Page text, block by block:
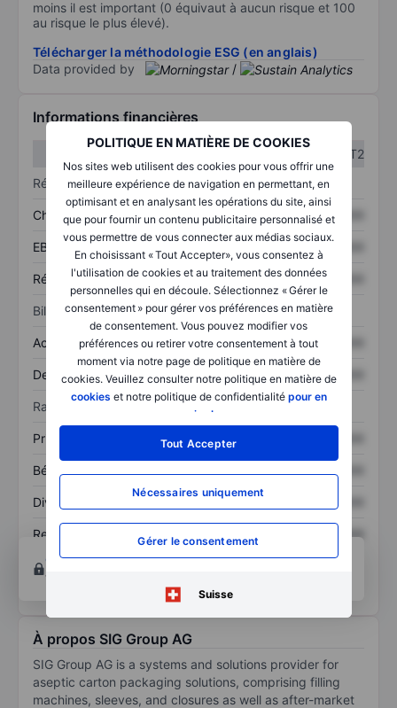
POLITIQUE EN MATIÈRE DE COOKIES
Nos sites web utilisent des cookies pour vous offrir une
meilleure expérience de navigation en permettant, en
optimisant et en analysant les opérations du site, ainsi
que pour fournir un contenu publicitaire personnalisé et
vous permettre de vous connecter aux médias sociaux.
En choisissant « Tout Accepter», vous consentez à
l'utilisation de cookies et au traitement des données
personnelles qui en découle. Sélectionnez « Gérer le
consentement » pour gérer vos préférences en matière
de consentement. Vous pouvez modifier vos
préférences ou retirer votre consentement à tout
moment via notre page de politique en matière de
cookies. Veuillez consulter notre politique en matière de
cookies et notre politique de confidentialité pour en
savoir plus
Tout Accepter
Nécessaires uniquement
Gérer le consentement
Suisse
moins il est important (0 équivaut à aucun risque et 100
au risque le plus élevé).
Télécharger la méthodologie ESG (en anglais)
Data provided by
/
Informations financières
T2
Résultats
Chiffre d’affaires XXXXXXX XXXXXXX
EBITDA XXXXXXX
Résultat net XXXXXXX XXXXXXX
Bilan
Actifs totaux XXXXXXX XXXXXXX
Dette totale XXXXXXX XXXXXXX
Ratios
Prix / ventes XXXXXXX
Bénéfice par action
Dividende par action XXXXXXX
Rendement des
XXXXXXX
Ouvrir un comptepour accéder à d’autres outils
techniques et d’analyse.
À propos SIG Group AG
SIG Group AG is a systems and solutions provider for
aseptic carton packaging solutions, comprising filling
machines, sleeves, and closures as well as after-market